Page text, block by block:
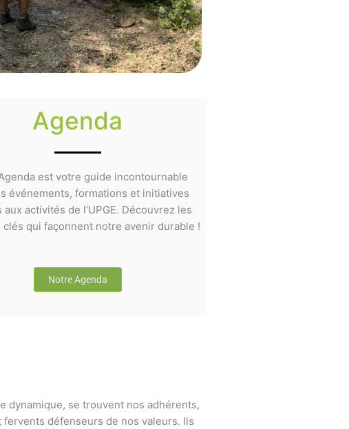
Agenda
est votre guide incontournable
événements, formations et initiatives
aux activités de l’UPGE. Découvrez les
clés qui façonnent notre avenir durable !
Notre Agenda
se trouvent nos adhérents,
défenseurs de nos valeurs. Ils